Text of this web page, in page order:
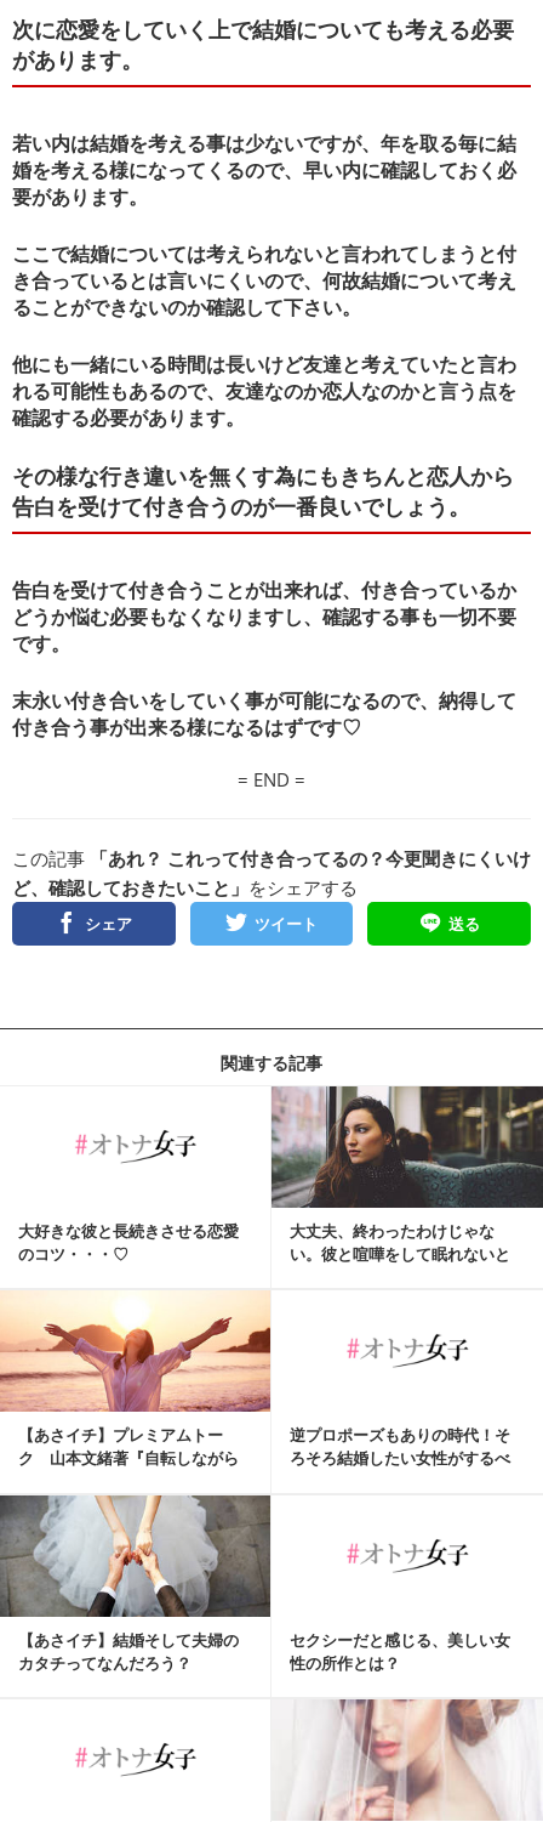
次に恋愛をしていく上で結婚についても考える必要
があります。
若い内は結婚を考える事は少ないですが、年を取る毎に結
婚を考える様になってくるので、早い内に確認しておく必
要があります。
ここで結婚については考えられないと言われてしまうと付
き合っているとは言いにくいので、何故結婚について考え
ることができないのか確認して下さい。
他にも一緒にいる時間は長いけど友達と考えていたと言わ
れる可能性もあるので、友達なのか恋人なのかと言う点を
確認する必要があります。
その様な行き違いを無くす為にもきちんと恋人から
告白を受けて付き合うのが一番良いでしょう。
告白を受けて付き合うことが出来れば、付き合っているか
どうか悩む必要もなくなりますし、確認する事も一切不要
です。
末永い付き合いをしていく事が可能になるので、納得して
付き合う事が出来る様になるはずです♡
= END =
この記事
「あれ？ これって付き合ってるの？今更聞きにくいけ
ど、確認しておきたいこと」 をシェアする
シェア ツイート 送る
関連する記事
大好きな彼と長続きさせる恋愛
のコツ・・・♡
大丈夫、終わったわけじゃな
い。彼と喧嘩をして眠れないと
【あさイチ】プレミアムトー
ク 山本文緒著『自転しながら
逆プロポーズもありの時代！そ
ろそろ結婚したい女性がするべ
【あさイチ】結婚そして夫婦の
カタチってなんだろう？
セクシーだと感じる、美しい女
性の所作とは？